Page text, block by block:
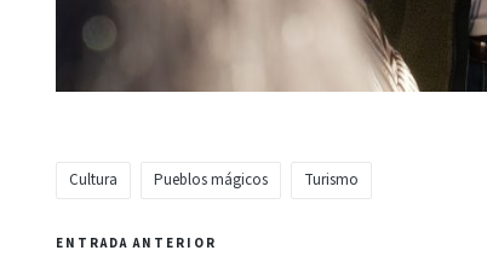
Etiquetas:
Cultura Pueblos mágicos Turismo
ENTRADA ANTERIOR